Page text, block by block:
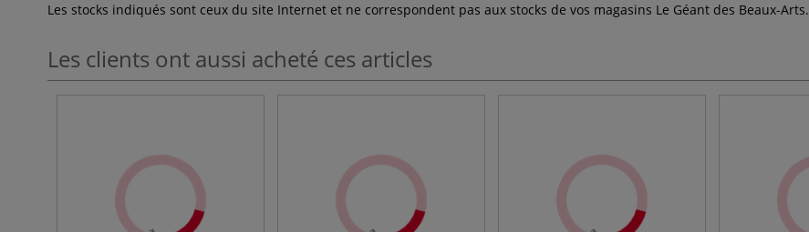
Les stocks indiqués sont ceux du site Internet et ne correspondent pas aux stocks de vos magasins Le Géant des Beaux-Arts.
Les clients ont aussi acheté ces articles